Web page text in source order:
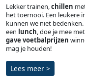
Lekker trainen,chillen
het toernooi. Een leukere
kunnen we niet bedenken.
een lunch, doe je mee
gave voetbalprijzen
mag je houden!
Lees meer >